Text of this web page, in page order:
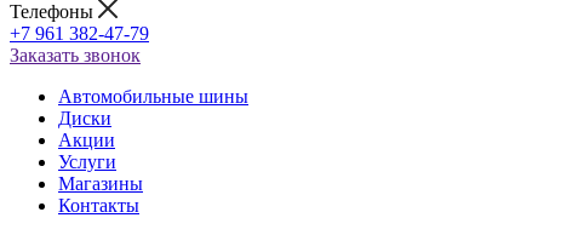
Телефоны
+7 961 382-47-79
Заказать звонок
Автомобильные шины
Диски
Акции
Услуги
Магазины
Контакты